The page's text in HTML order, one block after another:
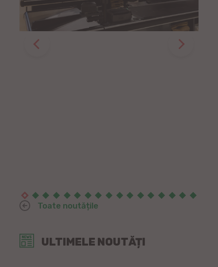
ULTIMELE NOUTĂȚI
Toate noutățile